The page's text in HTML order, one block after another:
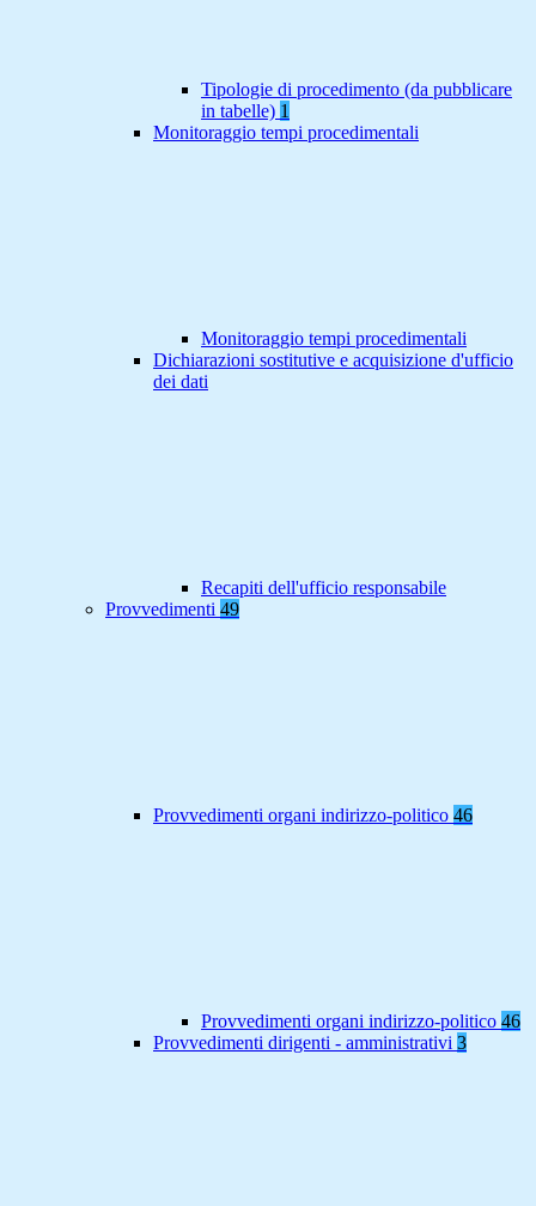
Tipologie di procedimento (da pubblicare
in tabelle) 1
Monitoraggio tempi procedimentali
Monitoraggio tempi procedimentali
Dichiarazioni sostitutive e acquisizione d'ufficio
dei dati
Recapiti dell'ufficio responsabile
Provvedimenti 49
Provvedimenti organi indirizzo-politico 46
Provvedimenti organi indirizzo-politico 46
Provvedimenti dirigenti - amministrativi 3